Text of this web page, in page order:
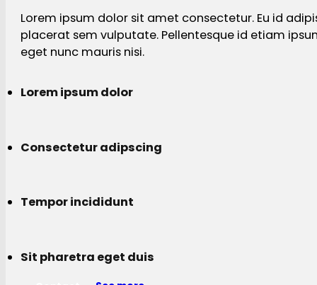
Lorem ipsum dolor sit amet consectetur. Eu id
placerat sem vulputate. Pellentesque id etiam
eget nunc mauris nisi.
Lorem ipsum dolor
Consectetur adipscing
Tempor incididunt
Sit pharetra eget duis